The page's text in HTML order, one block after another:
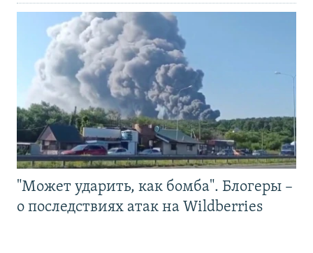
"Может ударить, как бомба". Блогеры –
о последствиях атак на Wildberries